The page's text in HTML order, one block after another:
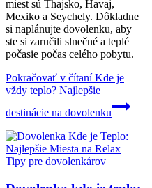
miest sú Thajsko, Havaj,
Mexiko a Seychely. Dôkladne
si naplánujte dovolenku, aby
ste si zaručili slnečné a teplé
počasie počas celého pobytu.
Pokračovať v čítaníKde je
vždy teplo? Najlepšie
destinácie na dovolenku
Tipy pre dovolenkárov